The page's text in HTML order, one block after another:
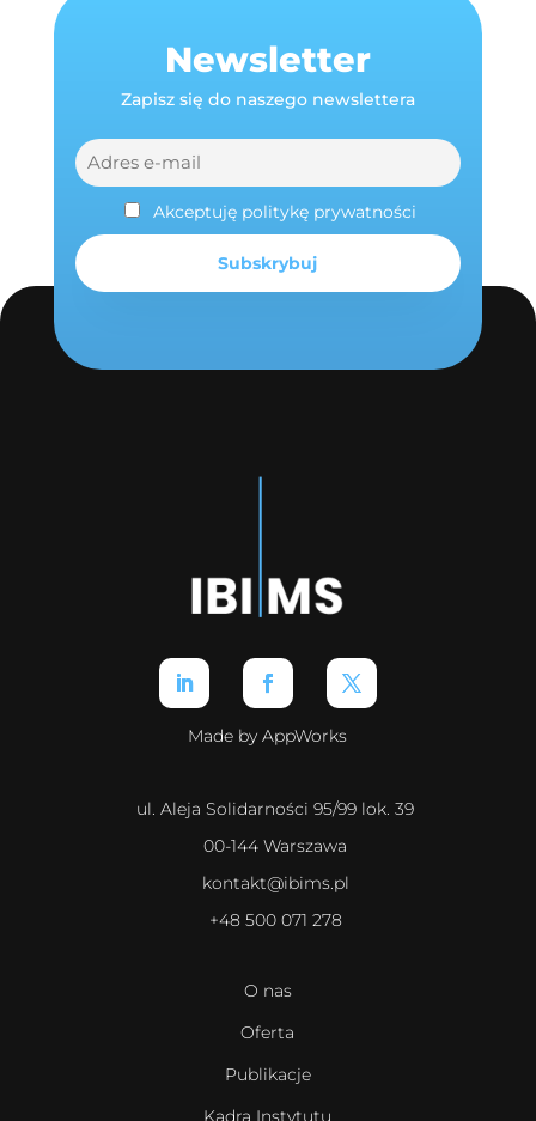
Newsletter
Zapisz się do naszego newslettera
Akceptuję politykę prywatności
Made by AppWorks
ul. Aleja Solidarności 95/99 lok. 39
00-144 Warszawa
kontakt@ibims.pl
+48 500 071 278
O nas
Oferta
Publikacje
Kadra Instytutu